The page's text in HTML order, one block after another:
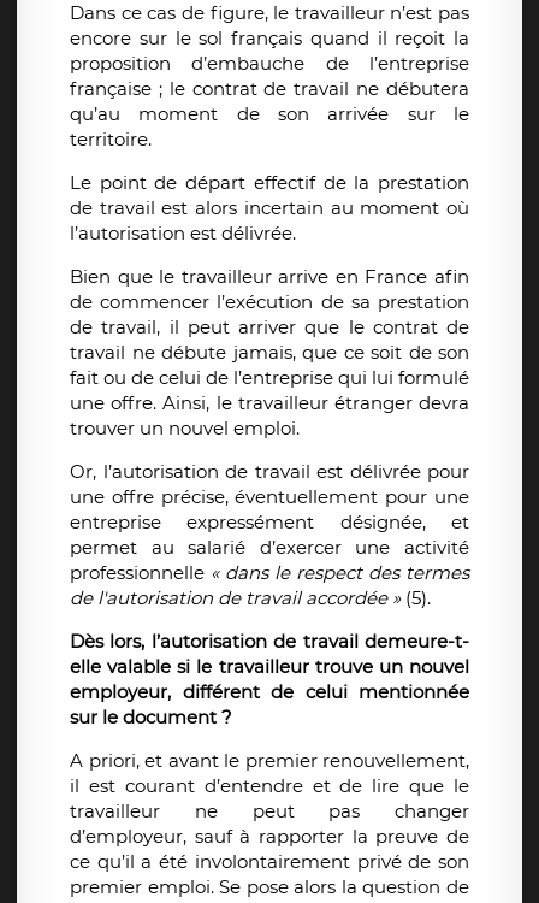
Dans ce cas de figure, le travailleur n’est pas
encore sur le sol français quand il reçoit la
proposition d’embauche de l’entreprise
française ; le contrat de travail ne débutera
qu’au moment de son arrivée sur le
territoire.
Le point de départ effectif de la prestation
de travail est alors incertain au moment où
l’autorisation est délivrée.
Bien que le travailleur arrive en France afin
de commencer l’exécution de sa prestation
de travail, il peut arriver que le contrat de
travail ne débute jamais, que ce soit de son
fait ou de celui de l’entreprise qui lui formulé
une offre. Ainsi, le travailleur étranger devra
trouver un nouvel emploi.
Or, l’autorisation de travail est délivrée pour
une offre précise, éventuellement pour une
entreprise expressément désignée,et
permet au salarié d’exercer une activité
professionnelle « dans le respect des termes
de l'autorisation de travail accordée » (5).
Dès lors, l’autorisation de travail demeure-t-
elle valable si le travailleur trouve un nouvel
employeur, différent de celui mentionnée
sur le document ?
A priori, et avant le premier renouvellement,
il est courant d’entendre et de lire que le
travailleur ne peut pas changer
d’employeur, sauf à rapporter la preuve de
ce qu’il a été involontairement privé de son
premier emploi. Se pose alors la question de